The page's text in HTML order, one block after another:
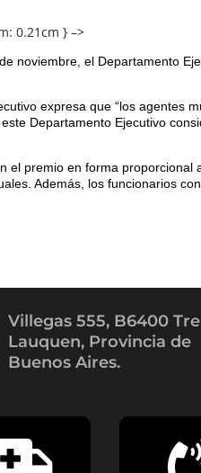
0.21cm } –>
noviembre, el Departamento
expresa que “los agentes
Departamento Ejecutivo
el premio en forma proporcional
Además, los funcionarios
Villegas 555, B6400
Lauquen, Provincia de
Buenos Aires.